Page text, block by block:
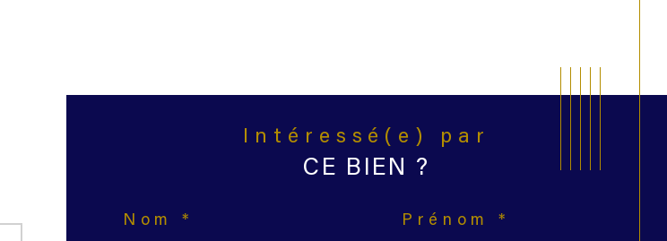
Intéressé(e) par
CE BIEN ?
Nom * Prénom *